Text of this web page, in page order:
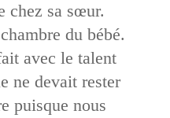
chez sa sœur.
du bébé.
avec le talent
ne devait rester
puisque nous